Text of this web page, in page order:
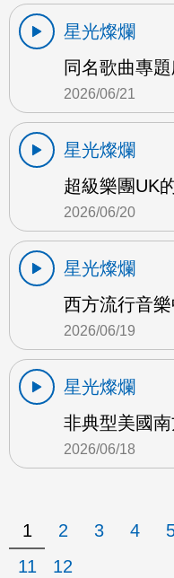
星光燦爛
同名歌曲專
2026/06/21
星光燦爛
超級樂團UK
2026/06/20
星光燦爛
西方流行音
2026/06/19
星光燦爛
非典型美國
2026/06/18
1 2 3 4
11
12